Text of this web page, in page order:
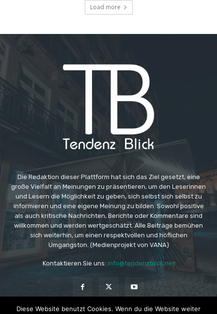
Load more
Die Redaktion dieser Plattform hat sich das Ziel gesetzt, eine
große Vielfalt an Meinungen zu präsentieren, um den Leserinnen
und Lesern die Möglichkeit zu geben, sich selbst sich selbst zu
informieren und eine eigene Meinung zu bilden. Sowohl positive
als auch kritische Nachrichten, Berichte oder Kommentare sind
willkommen und werden wertgeschätzt. Alle Beiträge bemühen
sich weiterhin, um einen respektvollen und höflichen
Umgangston. (Medienprojekt von VANA)
Kontaktieren Sie uns: info@tendenzblick.net
Diese Website benutzt Cookies. Wenn du die Website weiter